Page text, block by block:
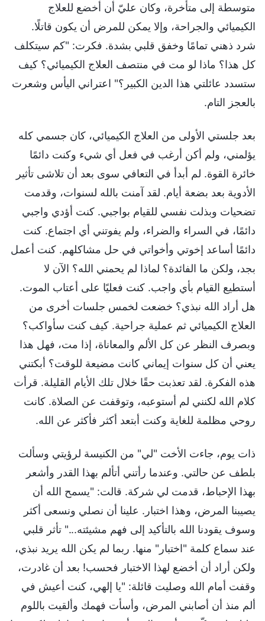
متوسطة إلى متأخرة، وكان عليّ أن أخضع للعلاج
الكيميائي والجراحة، وإلا يمكن للمرض أن يكون قاتلًا.
شرد ذهني تمامًا وخفق قلبي بشدة. فكرت: "كم سيتكلف
كل هذا؟ ماذا لو مت في منتصف العلاج الكيميائي؟ كيف
ستسدد عائلتي هذا الدين الكبير؟" اعتراني اليأس وشعرت
بالعجز التام.
بعد جلستي الأولى من العلاج الكيميائي، كان جسمي كله
يؤلمني، ولم أكن أرغب في فعل أي شيء وكنت دائمًا
خائرة القوة. لم أبدأ في التعافي سوى بعد أن تلاشى تأثير
الأدوية بعد بضعة أيام. لقد آمنت بالله لسنوات، وقدمت
تضحيات وبذلت نفسي للقيام بواجبي. كنت أؤدي واجبي
دائمًا، في السراء والضراء، ولم يفوتني أي اجتماع. كنت
دائمًا أساعد إخوتي وأخواتي في حل مشاكلهم. كنت أعمل
بجد، ولكن ما الفائدة؟ لماذا لم يحمني الله؟ الآن لا
أستطيع القيام بأي واجب. كنت فعليًا على أعتاب الموت.
هل أراد الله نبذي؟ خضعت لخمس جلسات أخرى من
العلاج الكيميائي ثم عملية جراحية. كيف كنت سأواكب؟
وبصرف النظر عن كل الألم والمعاناة، إذا مت، فهل هذا
يعني أن كل سنوات إيماني كانت مضيعة للوقت؟ أبكتني
هذه الفكرة. لقد تعذبت حقًا خلال تلك الأيام القليلة. قرأت
كلام الله لكنني لم أستوعبه، وتوقفت عن الصلاة. كانت
روحي مظلمة للغاية وكنت أبتعد أكثر فأكثر عن الله.
ذات يوم، جاءت الأخت "لي" من الكنيسة لرؤيتي وسألت
بلطف عن حالتي. وعندما رأتني أتألم بهذا القدر وأشعر
بهذا الإحباط، قدمت لي شركة. قالت: "يسمح الله أن
يصيبنا المرض، وهذا اختبار. علينا أن نصلي ونسعى أكثر
وسوف يقودنا الله بالتأكيد إلى فهم مشيئته..." تأثر قلبي
عند سماع كلمة "اختبار" منها. ربما لم يكن الله يريد نبذي،
ولكن أراد أن أخضع لهذا الاختبار فحسب! بعد أن غادرت،
وقفت أمام الله وصليت قائلة: "يا إلهي، كنت أعيش في
ألم منذ أن أصابني المرض، وأسأت فهمك وألقيت باللوم